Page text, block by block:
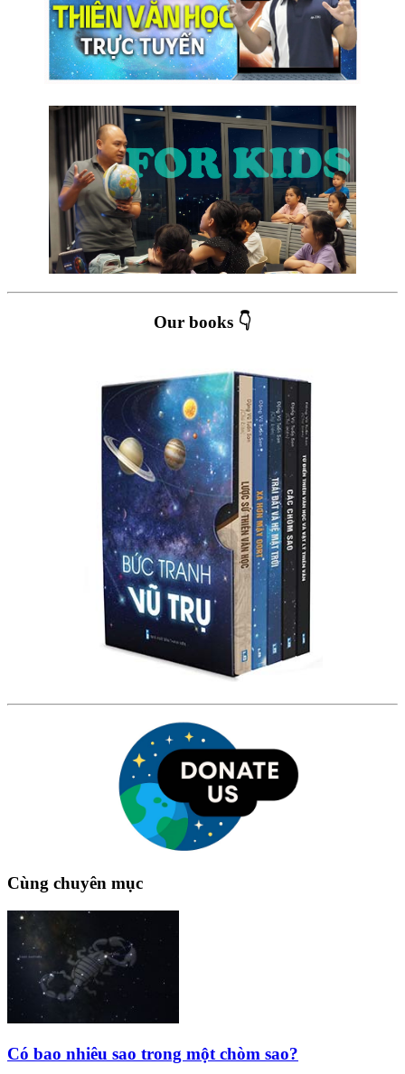
Our books 👇
Cùng chuyên mục
Có bao nhiêu sao trong một chòm sao?